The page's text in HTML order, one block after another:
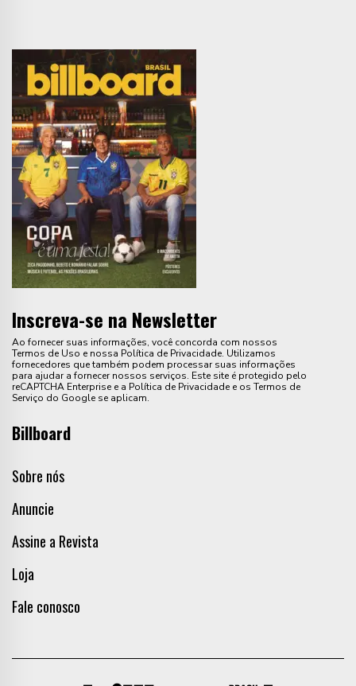
Inscreva-se na Newsletter
Ao fornecer suas informações, você concorda com nossos
Termos de Uso e nossa Política de Privacidade. Utilizamos
fornecedores que também podem processar suas informações
para ajudar a fornecer nossos serviços. Este site é protegido pelo
reCAPTCHA Enterprise e a Política de Privacidade e os Termos de
Serviço do Google se aplicam.
Billboard
Sobre nós
Anuncie
Assine a Revista
Loja
Fale conosco